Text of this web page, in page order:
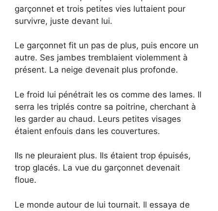
garçonnet et trois petites vies luttaient pour
survivre, juste devant lui.
Le garçonnet fit un pas de plus, puis encore un
autre. Ses jambes tremblaient violemment à
présent. La neige devenait plus profonde.
Le froid lui pénétrait les os comme des lames. Il
serra les triplés contre sa poitrine, cherchant à
les garder au chaud. Leurs petites visages
étaient enfouis dans les couvertures.
Ils ne pleuraient plus. Ils étaient trop épuisés,
trop glacés. La vue du garçonnet devenait
floue.
Le monde autour de lui tournait. Il essaya de